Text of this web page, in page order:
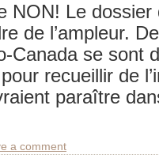
NON! Le
de l’ampleur.
Canada se sont
recueillir de
paraître
a comment